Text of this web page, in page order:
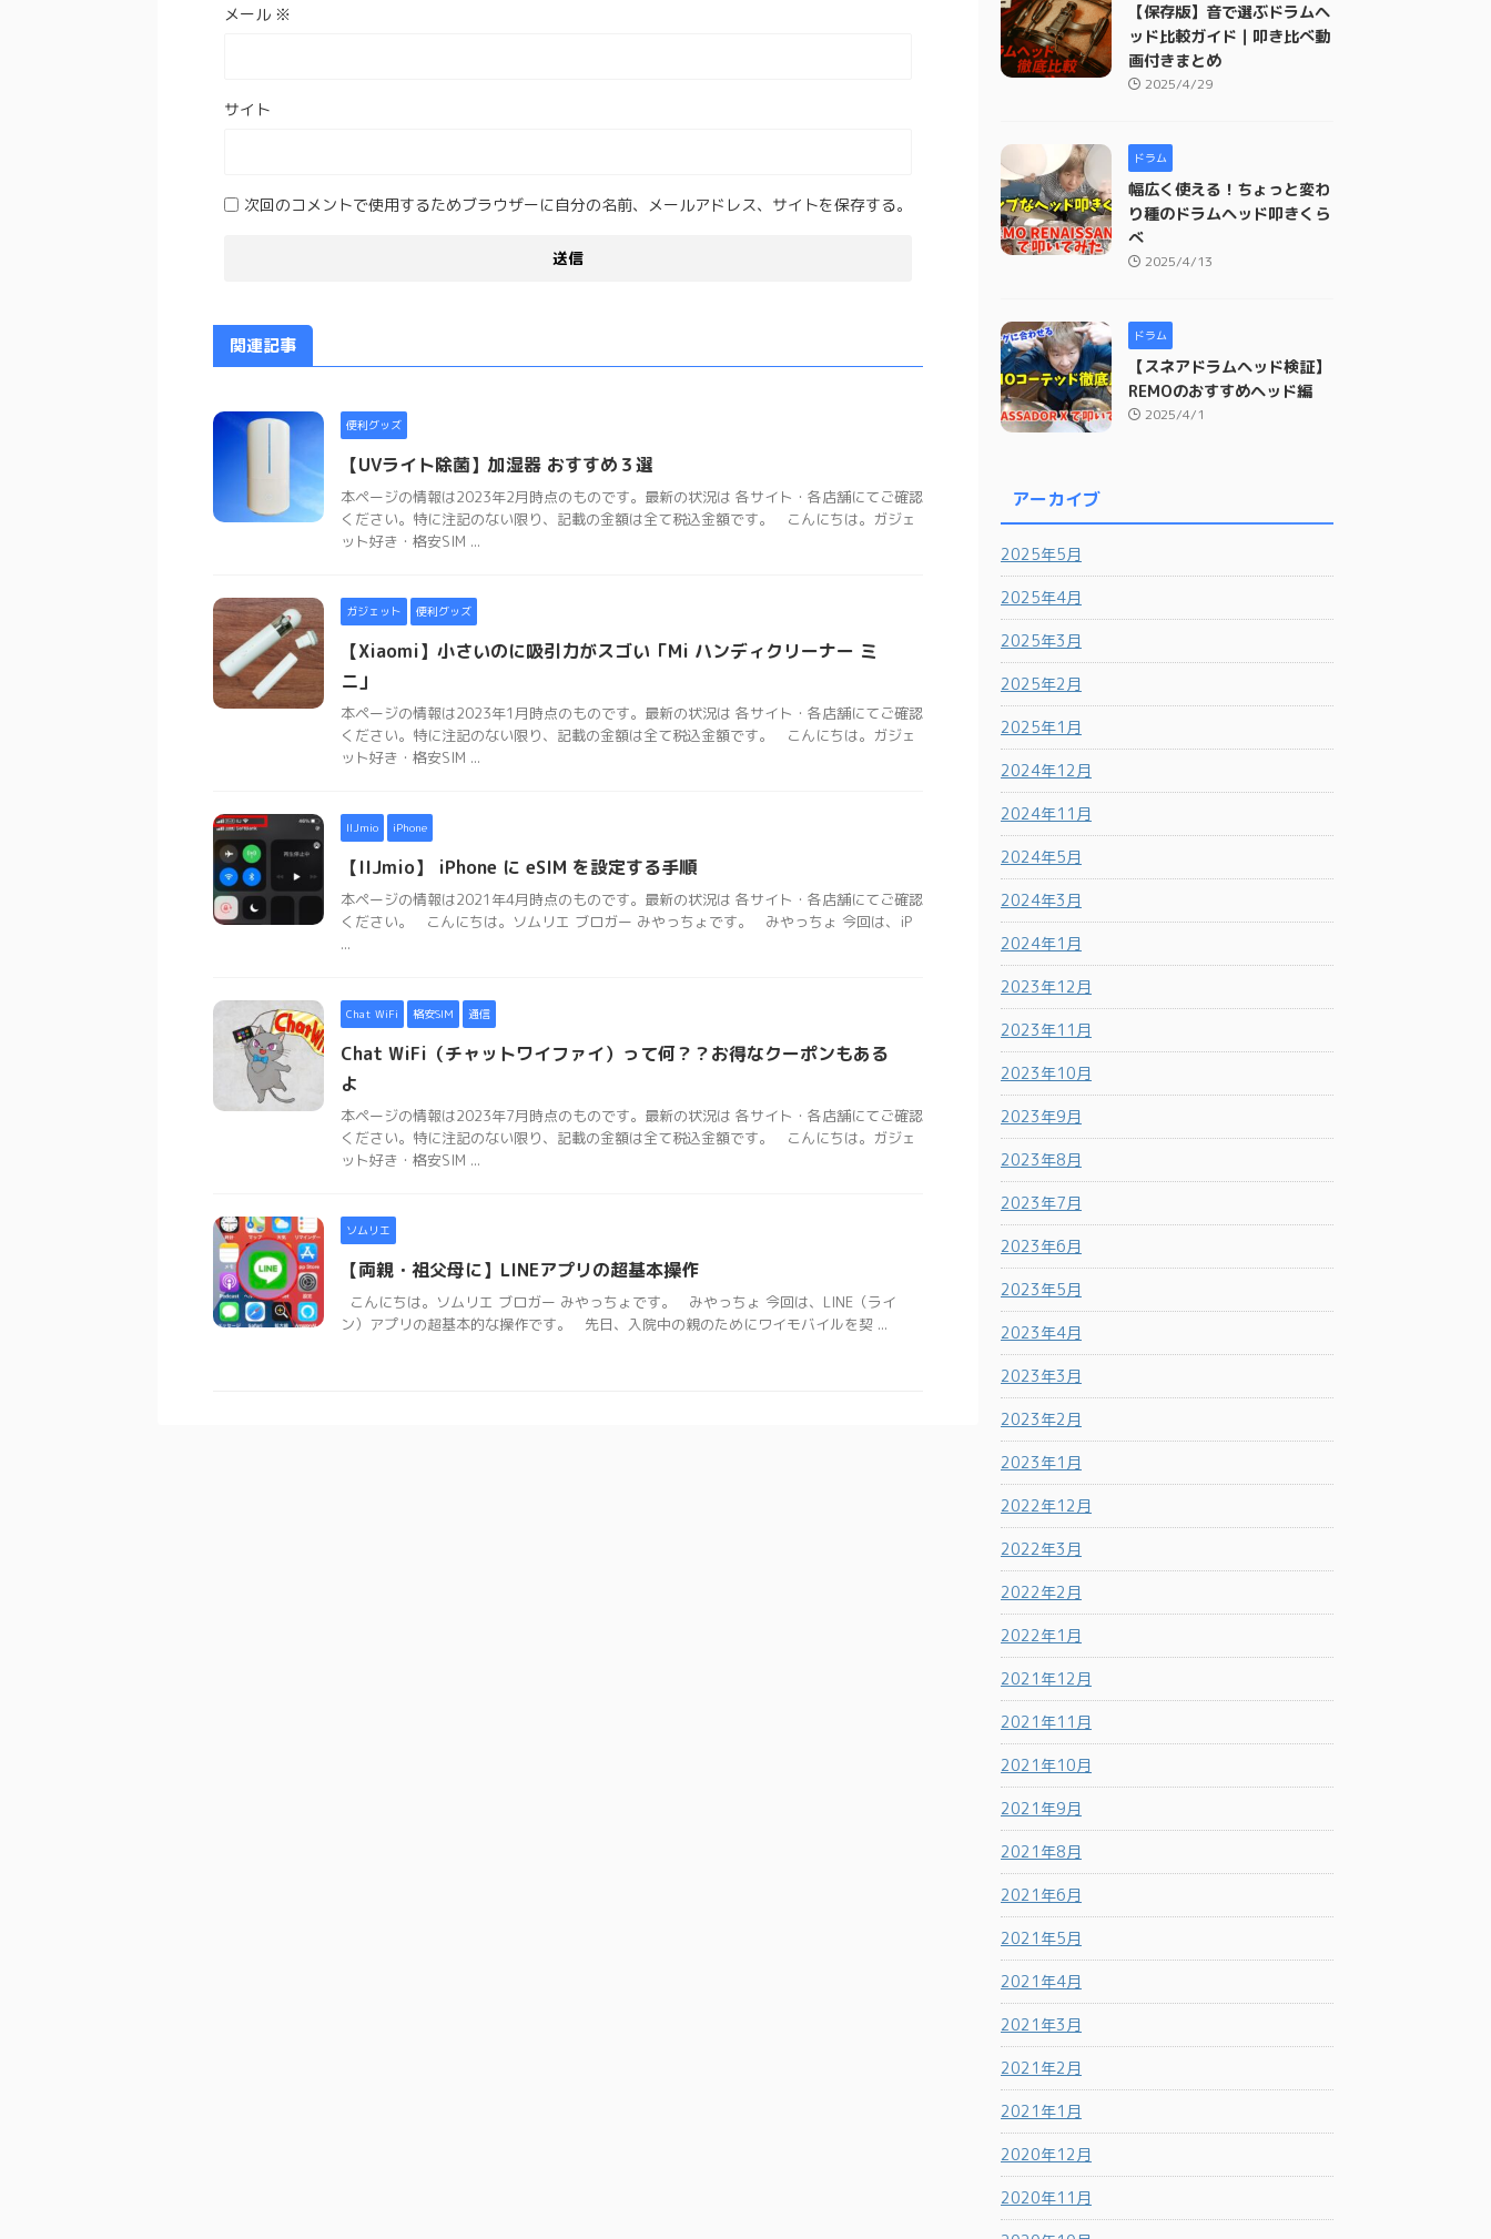
メール ※
サイト
次回のコメントで使用するためブラウザーに自分の名前、メールアドレス、サイトを保存する。
関連記事
便利グッズ
【UVライト除菌】加湿器 おすすめ３選
本ページの情報は2023年2月時点のものです。最新の状況は 各サイト・各店舗にてご確認
ください。特に注記のない限り、記載の金額は全て税込金額です。 こんにちは。ガジェ
ット好き・格安SIM ...
ガジェット 便利グッズ
【Xiaomi】小さいのに吸引力がスゴい「Mi ハンディクリーナー ミ
ニ」
本ページの情報は2023年1月時点のものです。最新の状況は 各サイト・各店舗にてご確認
ください。特に注記のない限り、記載の金額は全て税込金額です。 こんにちは。ガジェ
ット好き・格安SIM ...
IIJmio iPhone
【IIJmio】 iPhone に eSIM を設定する手順
本ページの情報は2021年4月時点のものです。最新の状況は 各サイト・各店舗にてご確認
ください。 こんにちは。ソムリエ ブロガー みやっちょです。 みやっちょ 今回は、iP
...
Chat WiFi 格安SIM 通信
Chat WiFi（チャットワイファイ）って何？？お得なクーポンもある
よ
本ページの情報は2023年7月時点のものです。最新の状況は 各サイト・各店舗にてご確認
ください。特に注記のない限り、記載の金額は全て税込金額です。 こんにちは。ガジェ
ット好き・格安SIM ...
ソムリエ
【両親・祖父母に】LINEアプリの超基本操作
こんにちは。ソムリエ ブロガー みやっちょです。 みやっちょ 今回は、LINE（ライ
ン）アプリの超基本的な操作です。 先日、入院中の親のためにワイモバイルを契 ...
【保存版】音で選ぶドラムヘ
ッド比較ガイド｜叩き比べ動
画付きまとめ
2025/4/29
ドラム
幅広く使える！ちょっと変わ
り種のドラムヘッド叩きくら
べ
2025/4/13
ドラム
【スネアドラムヘッド検証】
REMOのおすすめヘッド編
2025/4/1
アーカイブ
2025年5月
2025年4月
2025年3月
2025年2月
2025年1月
2024年12月
2024年11月
2024年5月
2024年3月
2024年1月
2023年12月
2023年11月
2023年10月
2023年9月
2023年8月
2023年7月
2023年6月
2023年5月
2023年4月
2023年3月
2023年2月
2023年1月
2022年12月
2022年3月
2022年2月
2022年1月
2021年12月
2021年11月
2021年10月
2021年9月
2021年8月
2021年6月
2021年5月
2021年4月
2021年3月
2021年2月
2021年1月
2020年12月
2020年11月